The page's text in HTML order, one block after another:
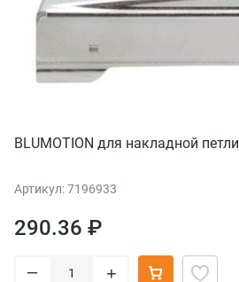
BLUMOTION для накладной петли
Артикул: 7196933
290.36 ₽
– +